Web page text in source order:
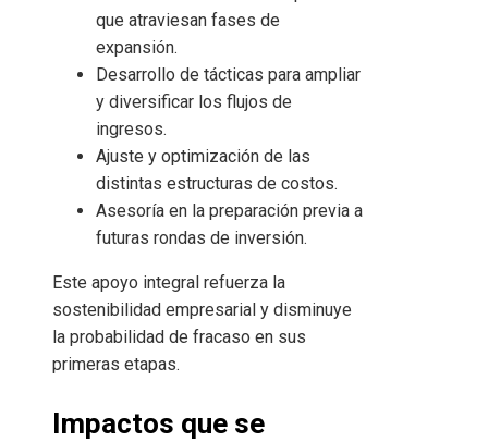
que atraviesan fases de
expansión.
Desarrollo de tácticas para ampliar
y diversificar los flujos de
ingresos.
Ajuste y optimización de las
distintas estructuras de costos.
Asesoría en la preparación previa a
futuras rondas de inversión.
Este apoyo integral refuerza la
sostenibilidad empresarial y disminuye
la probabilidad de fracaso en sus
primeras etapas.
Impactos que se